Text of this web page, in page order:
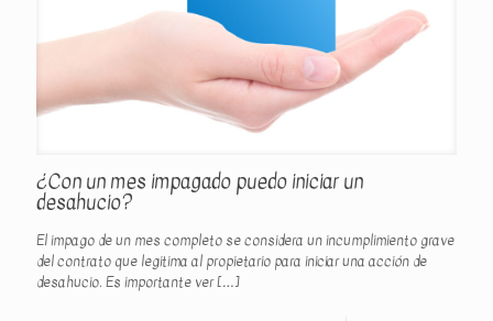
¿Con un mes impagado puedo iniciar un
desahucio?
El impago de un mes completo se considera un incumplimiento grave
del contrato que legitima al propietario para iniciar una acción de
desahucio. Es importante ver[…]